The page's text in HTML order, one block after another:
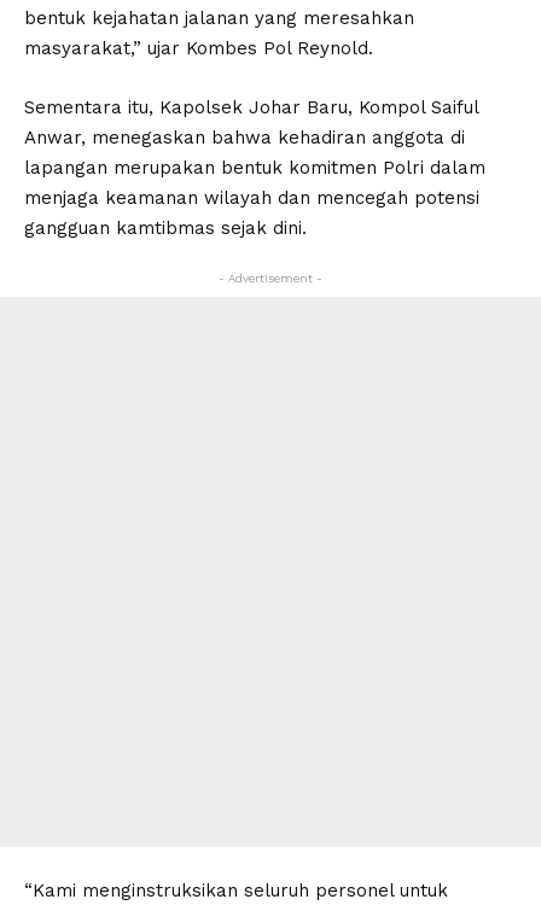
bentuk kejahatan jalanan yang meresahkan
masyarakat,” ujar Kombes Pol Reynold.
Sementara itu, Kapolsek Johar Baru, Kompol Saiful
Anwar, menegaskan bahwa kehadiran anggota di
lapangan merupakan bentuk komitmen Polri dalam
menjaga keamanan wilayah dan mencegah potensi
gangguan kamtibmas sejak dini.
- Advertisement -
“Kami menginstruksikan seluruh personel untuk